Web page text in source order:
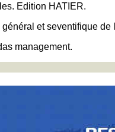
Edition HATIER.
et seventifique
management.